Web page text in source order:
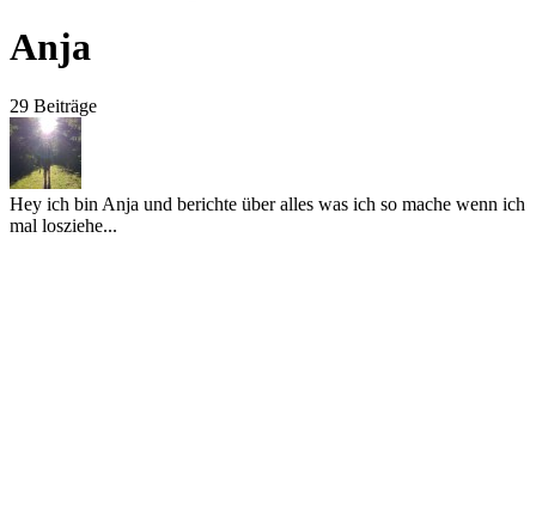
Anja
29 Beiträge
Hey ich bin Anja und berichte über alles was ich so mache wenn ich
mal losziehe...